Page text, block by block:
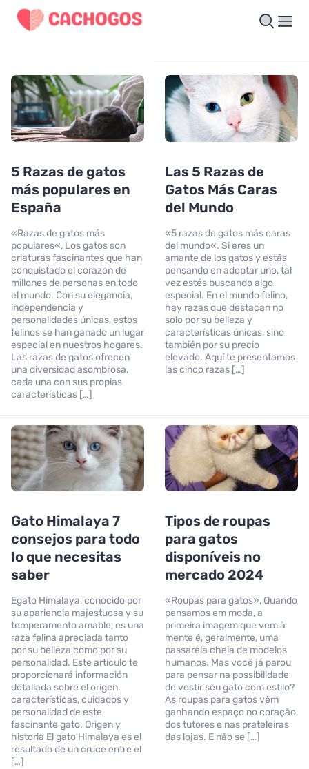
5 Razas de gatos
más populares en
España
«Razas de gatos más
populares«, Los gatos son
criaturas fascinantes que han
conquistado el corazón de
millones de personas en todo
el mundo. Con su elegancia,
independencia y
personalidades únicas, estos
felinos se han ganado un lugar
especial en nuestros hogares.
Las razas de gatos ofrecen
una diversidad asombrosa,
cada una con sus propias
características […]
Las 5 Razas de
Gatos Más Caras
del Mundo
«5 razas de gatos más caras
del mundo«. Si eres un
amante de los gatos y estás
pensando en adoptar uno, tal
vez estés buscando algo
especial. En el mundo felino,
hay razas que destacan no
solo por su belleza y
características únicas, sino
también por su precio
elevado. Aquí te presentamos
las cinco razas […]
Gato Himalaya 7
consejos para todo
lo que necesitas
saber
Egato Himalaya, conocido por
su apariencia majestuosa y su
temperamento amable, es una
raza felina apreciada tanto
por su belleza como por su
personalidad. Este artículo te
proporcionará información
detallada sobre el origen,
características, cuidados y
personalidad de este
fascinante gato. Origen y
historia El gato Himalaya es el
resultado de un cruce entre el
[…]
Tipos de roupas
para gatos
disponíveis no
mercado 2024
«Roupas para gatos», Quando
pensamos em moda, a
primeira imagem que vem à
mente é, geralmente, uma
passarela cheia de modelos
humanos. Mas você já parou
para pensar na possibilidade
de vestir seu gato com estilo?
As roupas para gatos vêm
ganhando espaço no coração
dos tutores e nas prateleiras
das lojas. E não se […]